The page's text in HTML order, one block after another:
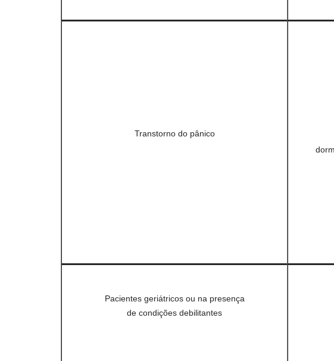
Transtorno do pânico
Pacientes geriátricos ou na presença
de condições debilitantes